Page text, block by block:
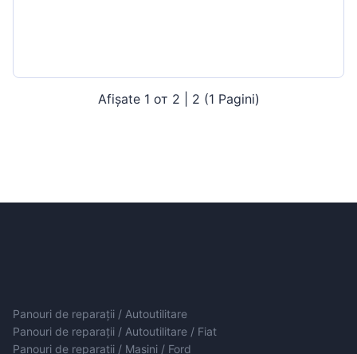
Afișate 1 от 2 | 2 (1 Pagini)
Panouri de reparații / Autoutilitare
Panouri de reparații / Autoutilitare / Fiat
Panouri de reparații / Mașini / Ford